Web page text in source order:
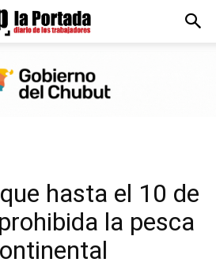
hasta el 10 de
la pesca